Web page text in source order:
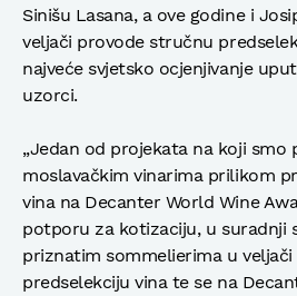
Sinišu Lasana, a ove godine i
veljači provode stručnu
najveće svjetsko ocjenjivanje
uzorci.
„Jedan od projekata na koji smo
moslavačkim vinarima prilikom
vina na Decanter World Wine
potporu za kotizaciju, u suradnji
priznatim sommelierima u veljači
predselekciju vina te se na